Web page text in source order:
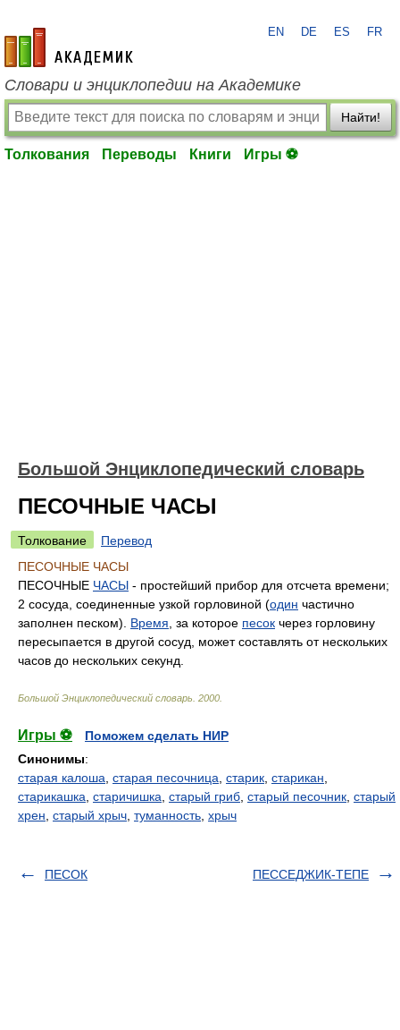
academic.ru
EN DE ES FR
Словари и энциклопедии на Академике
Найти!
Толкования Переводы Книги Игры ⚽
Большой Энциклопедический словарь
ПЕСОЧНЫЕ ЧАСЫ
Толкование
Перевод
ПЕСОЧНЫЕ ЧАСЫ
ПЕСОЧНЫЕ ЧАСЫ - простейший прибор для отсчета времени;
2 сосуда, соединенные узкой горловиной (один частично
заполнен песком). Время , за которое песок через горловину
пересыпается в другой сосуд, может составлять от нескольких
часов до нескольких секунд.
Большой Энциклопедический словарь 2000
Игры ⚽
Поможем сделать НИР
Синонимы:
старая калоша старая песочница старик старикан
старикашка старичишка старый гриб старый песочник старый
хрен старый хрыч туманность хрыч
ПЕСОК ПЕССЕДЖИК-ТЕПЕ